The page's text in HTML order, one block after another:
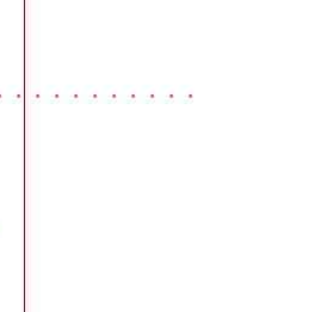
・・・・・・・・・・